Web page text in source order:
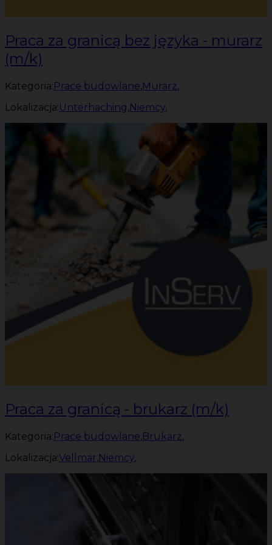
Praca za granicą bez języka - murarz
(m/k)
Kategoria:Prace budowlane,Murarz,
Lokalizacja:Unterhaching,Niemcy,
Praca za granicą - brukarz (m/k)
Kategoria:Prace budowlane,Brukarz,
Lokalizacja:Vellmar,Niemcy,